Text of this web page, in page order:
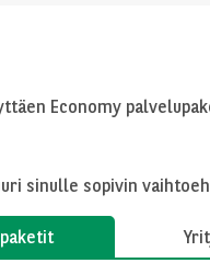
Economy
sinulle sopivin